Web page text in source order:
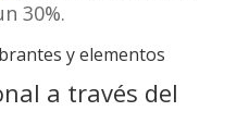
30%.
y elementos
a través del